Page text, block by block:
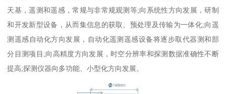
天基，遥测和遥感，常规与非常规观测等;向系统性方向发展，研制
和开发新型设备，从而集信息的获取、预处理及传输为一体化;向遥
测遥感自动化方向发展，自动化遥测遥感设备将逐步取代器测和部
分目测项目;向高精度方向发展，时空分辨率和探测数据准确性不断
提高;探测仪器向多功能、小型化方向发展。